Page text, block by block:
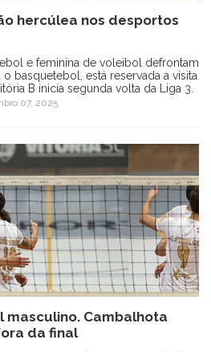
hercúlea nos desportos
e feminina de voleibol defrontam
basquetebol, está reservada a visita
B inicia segunda volta da Liga 3.
07, 2025
masculino. Cambalhota
da final